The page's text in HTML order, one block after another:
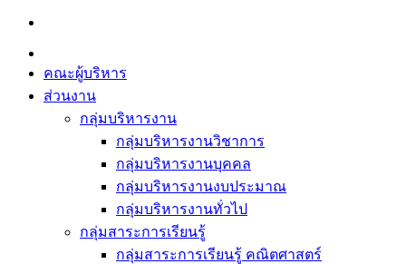
Skip
content
คณะผู้บริหาร
ส่วนงาน
กลุ่มบริหารงาน
กลุ่มบริหารงานวิชาการ
กลุ่มบริหารงานบุคคล
กลุ่มบริหารงานงบประมาณ
กลุ่มบริหารงานทั่วไป
กลุ่มสาระการเรียนรู้
กลุ่มสาระการเรียนรู้ คณิตศาสตร์